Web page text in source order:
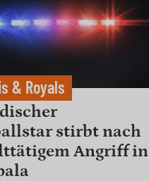
& Royals
stirbt nach
Angriff in